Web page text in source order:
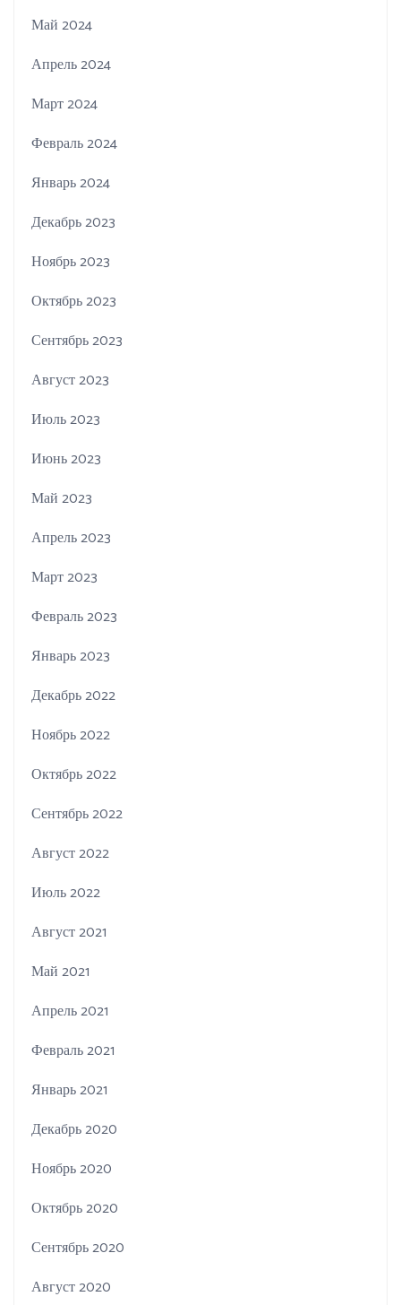
Май 2024
Апрель 2024
Март 2024
Февраль 2024
Январь 2024
Декабрь 2023
Ноябрь 2023
Октябрь 2023
Сентябрь 2023
Август 2023
Июль 2023
Июнь 2023
Май 2023
Апрель 2023
Март 2023
Февраль 2023
Январь 2023
Декабрь 2022
Ноябрь 2022
Октябрь 2022
Сентябрь 2022
Август 2022
Июль 2022
Август 2021
Май 2021
Апрель 2021
Февраль 2021
Январь 2021
Декабрь 2020
Ноябрь 2020
Октябрь 2020
Сентябрь 2020
Август 2020